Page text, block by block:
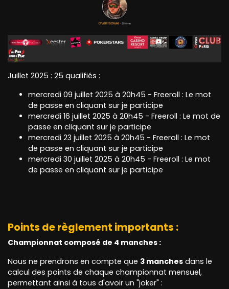
Juillet 2025 : 25 qualifiés :
mercredi 09 juillet 2025 à 20h45 - Freeroll : Le mot
de passe en cliquant sur je participe
mercredi 16 juillet 2025 à 20h45 - Freeroll : Le mot de
passe en cliquant sur je participe
mercredi 23 juillet 2025 à 20h45 - Freeroll : Le mot
de passe en cliquant sur je participe
mercredi 30 juillet 2025 à 20h45 - Freeroll : Le mot
de passe en cliquant sur je participe
Points de règlement importants :
Championnat composé de 4 manches :
Nous ne prendrons en compte que 3 manches dans le
calcul des points de chaque championnat mensuel,
permettant ainsi à tous d'avoir un "joker" :